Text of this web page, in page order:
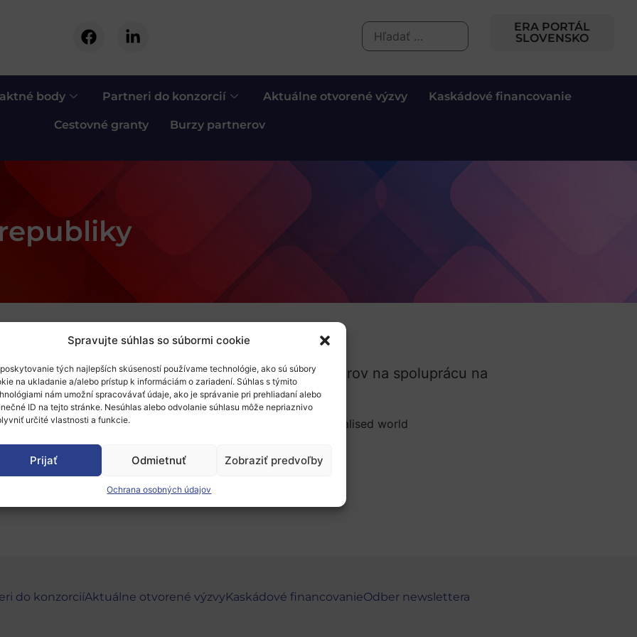
Spravujte súhlas so súbormi cookie
tých najlepších skúseností používame technológie, ako sú súbory
na ukladanie a/alebo prístup k informáciám o zariadení. Súhlas s týmito
nám umožní spracovávať údaje, ako je správanie pri prehliadaní alebo
ID na tejto stránke. Nesúhlas alebo odvolanie súhlasu môže nepriaznivo
určité vlastnosti a funkcie.
Prijať Odmietnuť Zobraziť predvoľby
Ochrana osobných údajov
ERA PORTÁL
SLOVENSKO
body Partneri do konzorcií Aktuálne otvorené výzvy Kaskádové financovanie
Cestovné granty Burzy partnerov
of Arts, Česká republika hľadá projektových partnerov na spoluprácu na
to strengthen the European linguistic capital in a globalised world
vo formulári alebo príslušné NCP
do konzorciíAktuálne otvorené výzvyKaskádové financovanieOdber newslettera